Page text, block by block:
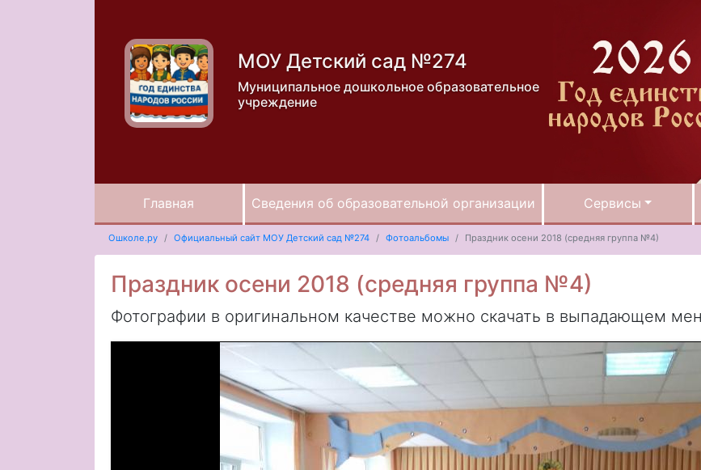
МОУ Детский сад №274
Муниципальное дошкольное образовательное
учреждение
Главная Сведения об образовательной организации Сервисы
Ошколе.ру Официальный сайт МОУ Детский сад №274 Фотоальбомы Праздник осени 2018 (средняя группа №4)
Праздник осени 2018 (средняя группа №4)
Фотографии в оригинальном качестве можно скачать в выпадающем